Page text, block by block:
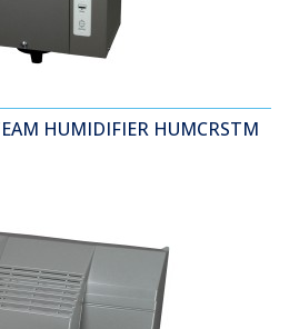
HUMIDIFIER HUMCRSTM